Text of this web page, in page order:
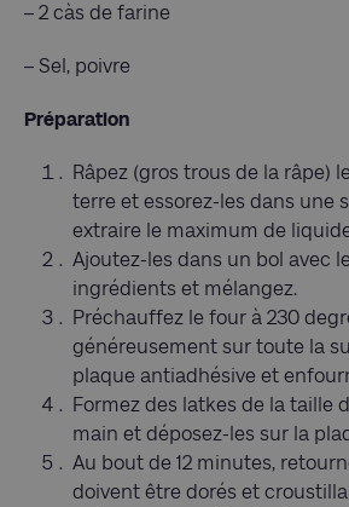
– 2 càs de farine
– Sel, poivre
Préparation
Râpez (gros trous de la râpe)
terre et essorez-les dans une
extraire le maximum de
Ajoutez-les dans un bol avec
ingrédients et mélangez.
Préchauffez le four à 230
généreusement sur toute la
plaque antiadhésive et
Formez des latkes de la taille
main et déposez-les sur la
Au bout de 12 minutes,
doivent être dorés et